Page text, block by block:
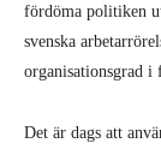
fördöma politiken
svenska
organisationsgrad i
Det är dags att